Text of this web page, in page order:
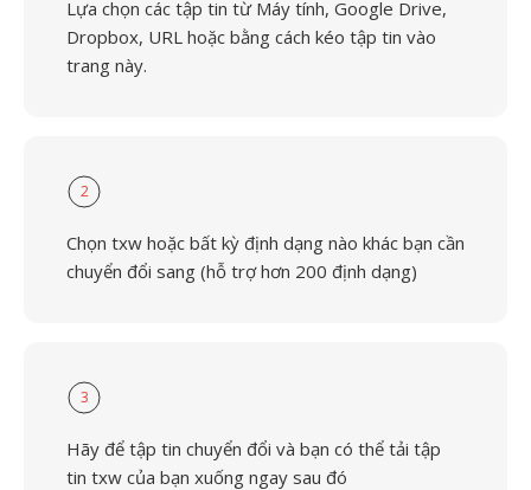
Lựa chọn các tập tin từ Máy tính, Google Drive,
Dropbox, URL hoặc bằng cách kéo tập tin vào
trang này.
2
Chọn txw hoặc bất kỳ định dạng nào khác bạn cần
chuyển đổi sang (hỗ trợ hơn 200 định dạng)
3
Hãy để tập tin chuyển đổi và bạn có thể tải tập
tin txw của bạn xuống ngay sau đó